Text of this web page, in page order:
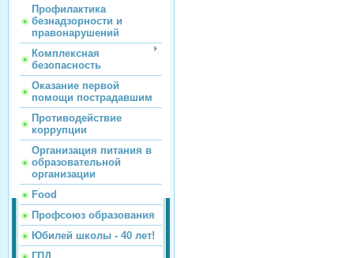
Профилактика
безнадзорности и
правонарушений
Комплексная
безопасность
Оказание первой
помощи пострадавшим
Противодействие
коррупции
Организация питания в
образовательной
организации
Food
Профсоюз образования
Юбилей школы - 40 лет!